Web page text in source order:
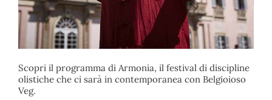
Scopri il programma di Armonia, il festival di discipline
olistiche che ci sarà in contemporanea con Belgioioso
Veg.